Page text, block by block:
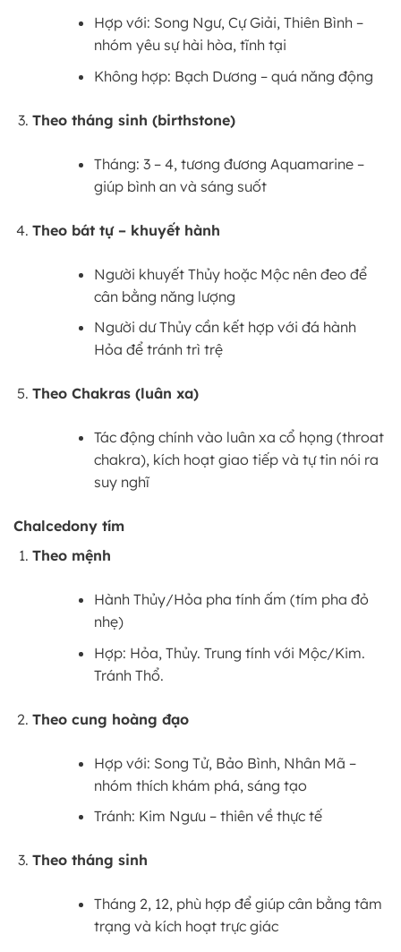
Hợp với: Song Ngư, Cự Giải, Thiên Bình –
nhóm yêu sự hài hòa, tĩnh tại
Không hợp: Bạch Dương – quá năng động
Theo tháng sinh (birthstone)
Tháng: 3 – 4, tương đương Aquamarine –
giúp bình an và sáng suốt
Theo bát tự – khuyết hành
Người khuyết Thủy hoặc Mộc nên đeo để
cân bằng năng lượng
Người dư Thủy cần kết hợp với đá hành
Hỏa để tránh trì trệ
Theo Chakras (luân xa)
Tác động chính vào luân xa cổ họng (throat
chakra), kích hoạt giao tiếp và tự tin nói ra
suy nghĩ
Chalcedony tím
Theo mệnh
Hành Thủy/Hỏa pha tính ấm (tím pha đỏ
nhẹ)
Hợp: Hỏa, Thủy. Trung tính với Mộc/Kim.
Tránh Thổ.
Theo cung hoàng đạo
Hợp với: Song Tử, Bảo Bình, Nhân Mã –
nhóm thích khám phá, sáng tạo
Tránh: Kim Ngưu – thiên về thực tế
Theo tháng sinh
Tháng 2, 12, phù hợp để giúp cân bằng tâm
trạng và kích hoạt trực giác